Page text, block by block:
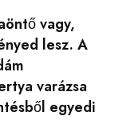
vagy,
lesz. A
varázsa
egyedi